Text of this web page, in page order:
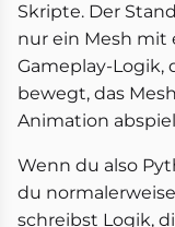
Skripte. Der
nur ein Mesh mit
Gameplay-Logik,
bewegt, das
Animation
Wenn du also
du
schreibst Logik,